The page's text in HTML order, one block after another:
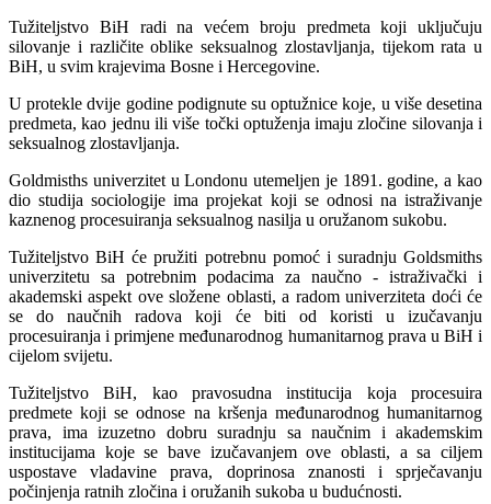
Tužiteljstvo BiH radi na većem broju predmeta koji uključuju
silovanje i različite oblike seksualnog zlostavljanja, tijekom rata u
BiH, u svim krajevima Bosne i Hercegovine.
U protekle dvije godine podignute su optužnice koje, u više desetina
predmeta, kao jednu ili više točki optuženja imaju zločine silovanja i
seksualnog zlostavljanja.
Goldmisths univerzitet u Londonu utemeljen je 1891. godine, a kao
dio studija sociologije ima projekat koji se odnosi na istraživanje
kaznenog procesuiranja seksualnog nasilja u oružanom sukobu.
Tužiteljstvo BiH će pružiti potrebnu pomoć i suradnju Goldsmiths
univerzitetu sa potrebnim podacima za naučno - istraživački i
akademski aspekt ove složene oblasti, a radom univerziteta doći će
se do naučnih radova koji će biti od koristi u izučavanju
procesuiranja i primjene međunarodnog humanitarnog prava u BiH i
cijelom svijetu.
Tužiteljstvo BiH, kao pravosudna institucija koja procesuira
predmete koji se odnose na kršenja međunarodnog humanitarnog
prava, ima izuzetno dobru suradnju sa naučnim i akademskim
institucijama koje se bave izučavanjem ove oblasti, a sa ciljem
uspostave vladavine prava, doprinosa znanosti i sprječavanju
počinjenja ratnih zločina i oružanih sukoba u budućnosti.